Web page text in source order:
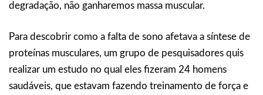
degradação, não ganharemos massa muscular.
Para descobrir como a falta de sono afetava a síntese de
proteínas musculares, um grupo de pesquisadores quis
realizar um estudo no qual eles fizeram 24 homens
saudáveis, que estavam fazendo treinamento de força e